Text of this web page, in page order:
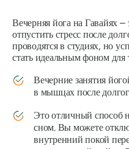
Вечерняя йога на Гавайях –
отпустить стресс после
проводятся в студиях, но
стать идеальным фоном для
Вечерние занятия
в мышцах после
Это отличный способ
сном. Вы можете
внутренний покой